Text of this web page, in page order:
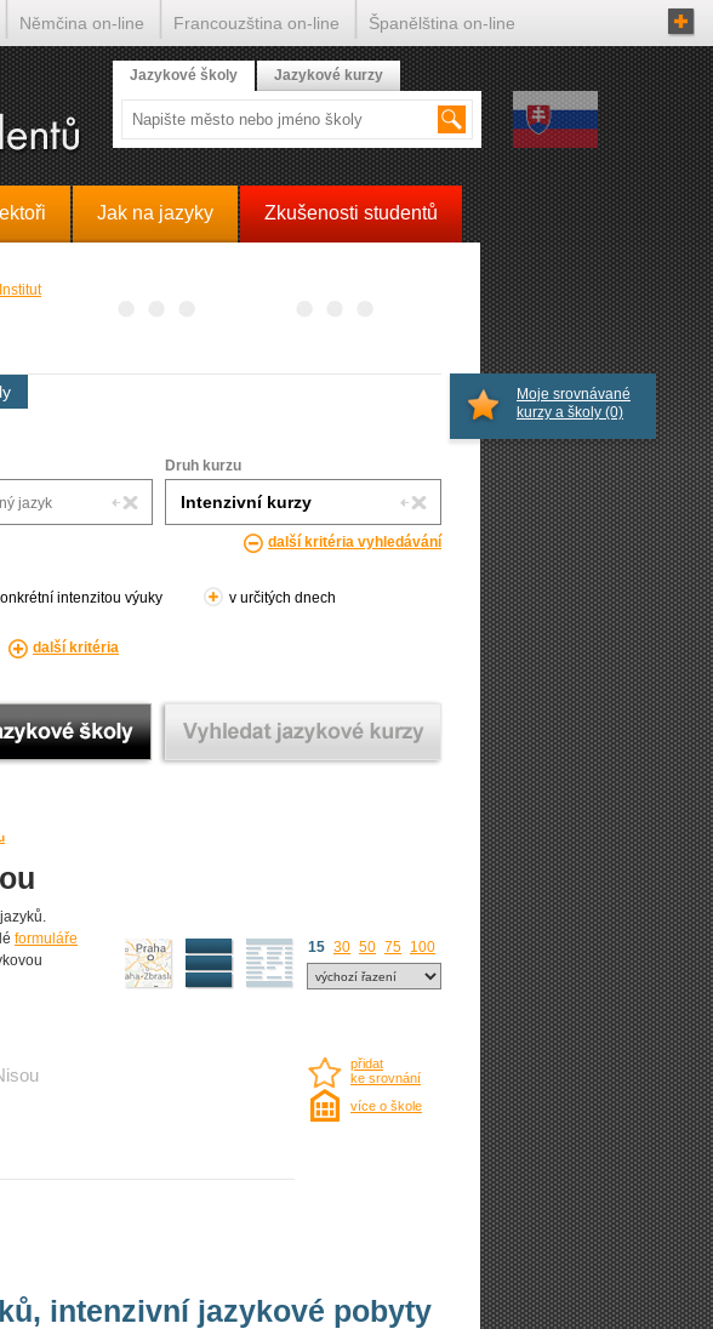
Jak na jazyky Zkušenosti studentů
Druh kurzu
další kritéria vyhledávání
intenzitou výuky v určitých dnech
další kritéria
formuláře
15 30 50 75 100
přidat
ke srovnání
více o škole
intenzivní jazykové pobyty
Moje srovnávané
kurzy a školy (0)
Jazykové školy Jazykové kurzy
Němčina on-line Francouzština on-line Španělština on-line